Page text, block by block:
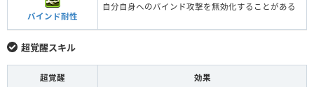
バインド耐性
自分自身へのバインド攻撃を無効化することがある
超覚醒スキル
超覚醒 効果